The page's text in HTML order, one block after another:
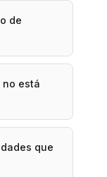
de
no está
que